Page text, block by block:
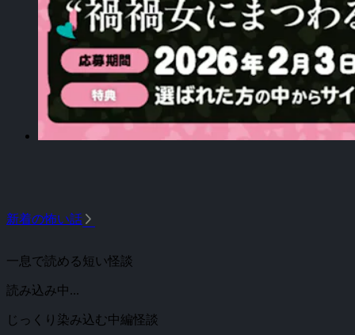
新着の怖い話 arrow_forward_ios
一息で読める短い怪談
読み込み中...
じっくり染み込む中編怪談